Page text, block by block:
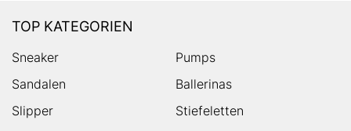
TOP KATEGORIEN
Sneaker
Pumps
Sandalen
Ballerinas
Slipper
Stiefeletten